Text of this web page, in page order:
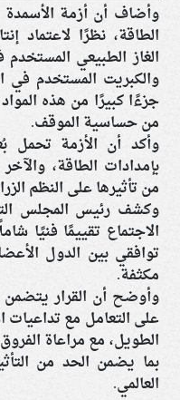
وأضاف أن أزمة الأسمدة
الطاقة، نظرًا لاعتماد
الغاز الطبيعي
والكبريت المستخدم في
جزءًا كبيرًا من هذه
من حساسية الموقف.
وأكد أن الأزمة تحمل
بإمدادات الطاقة،
من تأثيرها على النظم
وكشف رئيس المجلس
الاجتماع تقييمًا فنيًا
توافقي بين الدول
مكثفة.
وأوضح أن القرار يتضمن
على التعامل مع تداعيات
الطويل، مع مراعاة
بما يضمن الحد من
العالمي.